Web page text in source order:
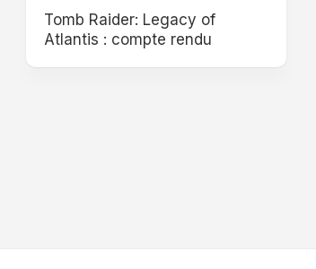
Tomb Raider: Legacy of
Atlantis : compte rendu